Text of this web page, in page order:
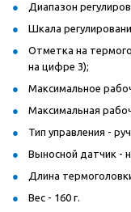
Диапазон
Шкала
Отметка на
на цифре 3);
Максимальное
Максимальная
Тип управления -
Выносной датчик -
Длина
Вес - 160 г.